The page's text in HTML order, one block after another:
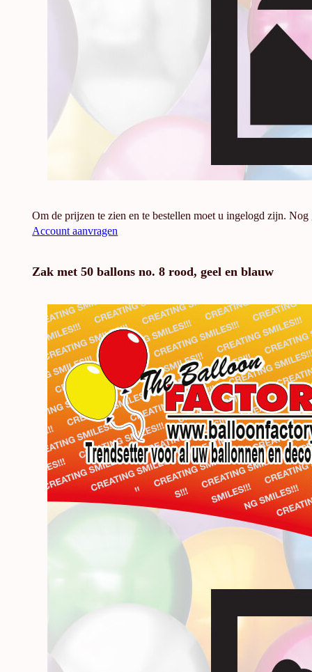
Om de prijzen te zien en te bestellen moet u ingelogd zijn. Nog
Account aanvragen
Zak met 50 ballons no. 8 rood, geel en blauw